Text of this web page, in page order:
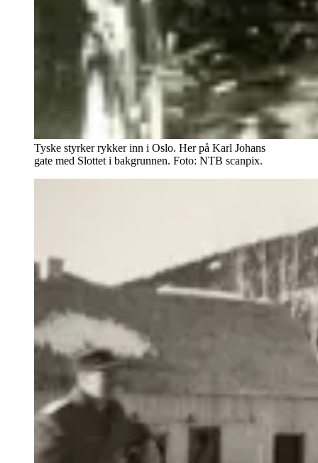
Tyske styrker rykker inn i Oslo. Her på Karl Johans
gate med Slottet i bakgrunnen. Foto: NTB scanpix.